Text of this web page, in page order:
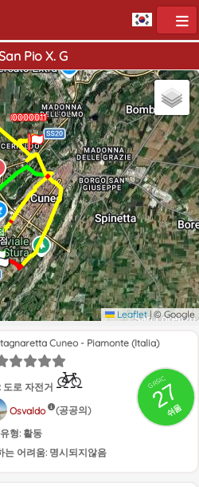
Pio X. G
0000010
0000011
0000011
Leaflet | © Google
GRSIC
27
쉬움
Cuneo - Piamonte (Italia)
도로 자전거
Osvaldo
(공공의)
유형: 활동
는 어려움: 명시되지않음